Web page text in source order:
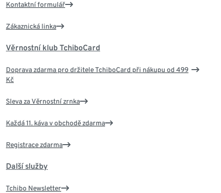
Kontaktní formulář
Zákaznická linka
Věrnostní klub TchiboCard
Doprava zdarma pro držitele TchiboCard při nákupu od 499
Kč
Sleva za Věrnostní zrnka
Každá 11. káva v obchodě zdarma
Registrace zdarma
Další služby
Tchibo Newsletter